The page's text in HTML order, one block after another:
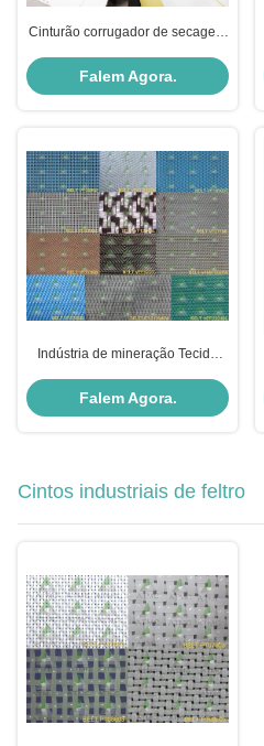
Cinturão corrugador de secagem
resistentes a tensões
Falem Agora.
Indústria de mineração Tecido
BELT VF
Falem Agora.
Cintos industriais de feltro